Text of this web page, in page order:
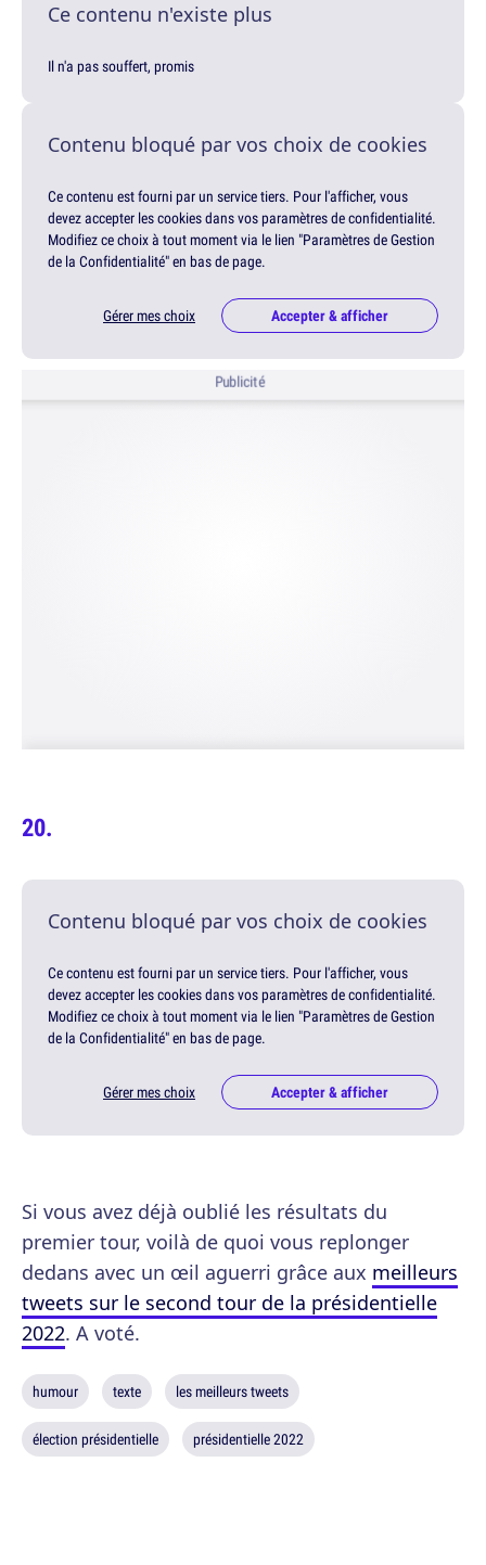
Ce contenu n'existe plus
Il n'a pas souffert, promis
Contenu bloqué par vos choix de cookies
Ce contenu est fourni par un service tiers. Pour l'afficher, vous
devez accepter les cookies dans vos paramètres de confidentialité.
Modifiez ce choix à tout moment via le lien "Paramètres de Gestion
de la Confidentialité" en bas de page.
Gérer mes choix Accepter & afficher
Publicité
Contenu bloqué par vos choix de cookies
Ce contenu est fourni par un service tiers. Pour l'afficher, vous
devez accepter les cookies dans vos paramètres de confidentialité.
Modifiez ce choix à tout moment via le lien "Paramètres de Gestion
de la Confidentialité" en bas de page.
Gérer mes choix Accepter & afficher
Si vous avez déjà oublié les résultats du
premier tour, voilà de quoi vous replonger
dedans avec un œil aguerri grâce aux meilleurs
tweets sur le second tour de la présidentielle
2022. A voté.
humour texte les meilleurs tweets
élection présidentielle présidentielle 2022